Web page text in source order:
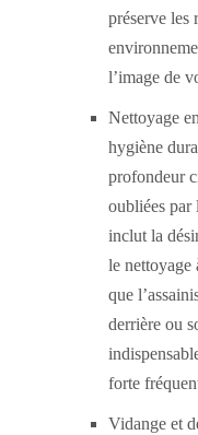
préserve les
l’image de
Nettoyage
hygiène
profondeur
oubliées par
inclut la
le nettoyage
que
derrière ou
forte
Vidange et